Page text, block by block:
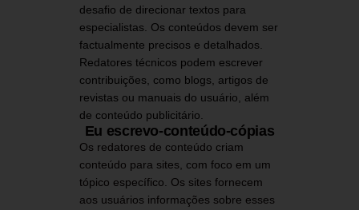
desafio de direcionar textos para
especialistas. Os conteúdos devem ser
factualmente precisos e detalhados.
Redatores técnicos podem escrever
contribuições, como blogs, artigos de
revistas ou manuais do usuário, além
de conteúdo publicitário.
Eu escrevo-conteúdo-cópias
Os redatores de conteúdo criam
conteúdo para sites, com foco em um
tópico específico. Os sites fornecem
aos usuários informações sobre esses